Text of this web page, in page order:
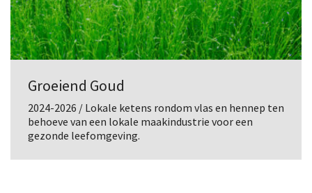
Groeiend Goud
2024-2026 / Lokale ketens rondom vlas en hennep ten
behoeve van een lokale maakindustrie voor een
gezonde leefomgeving.